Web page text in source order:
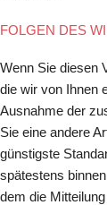
FOLGEN DES
Wenn Sie diesen
die wir von Ihnen
Ausnahme der
Sie eine andere
günstigste
spätestens
dem die